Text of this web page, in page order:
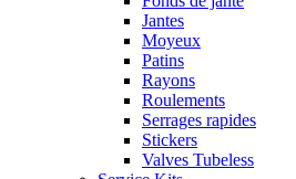
Jantes
Moyeux
Patins
Rayons
Roulements
Serrages rapides
Stickers
Valves Tubeless